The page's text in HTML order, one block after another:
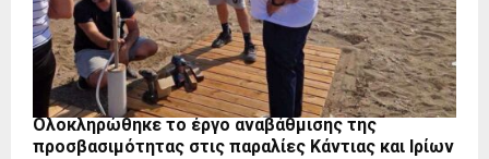
Ολοκληρώθηκε το έργο αναβάθμισης της
προσβασιμότητας στις παραλίες Κάντιας και Ιρίων